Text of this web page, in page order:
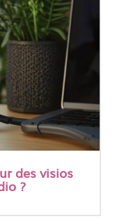
des visios
?